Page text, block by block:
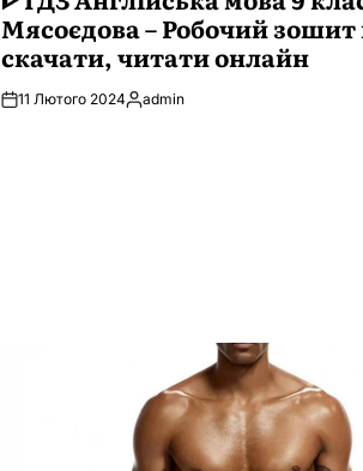
Мясоєдова – Робочий зошит
скачати, читати онлайн
11 Лютого 2024Опубліковано
admin